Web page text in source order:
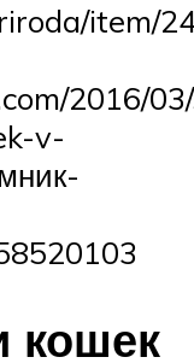
item/
2016/
v-
кошек